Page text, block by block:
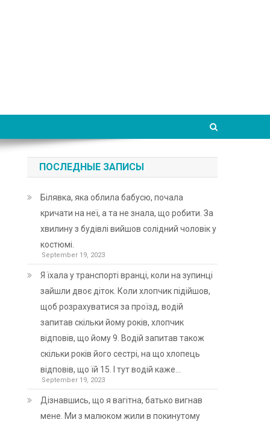
ПОСЛЕДНЫЕ ЗАПИСЫ
Білявка, яка облила бабусю, почала
кричати на неї, а та не знала, що робити. За
хвилину з будівлі вийшов солідний чоловік у
костюмі.
September 19, 2023
Я їхала у транспорті вранці, коли на зупинці
зайшли двоє діток. Коли хлопчик підійшов,
щоб розрахуватися за проїзд, водій
запитав скільки йому років, хлопчик
відповів, що йому 9. Водій запитав також
скільки років його сестрі, на що хлопець
відповів, що їй 15. І тут водій каже…
September 19, 2023
Дізнавшись, що я вагітна, батько вигнав
мене. Ми з малюком жили в покинутому